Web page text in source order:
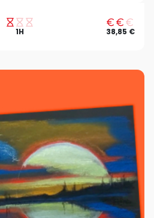
1H 38,85 €